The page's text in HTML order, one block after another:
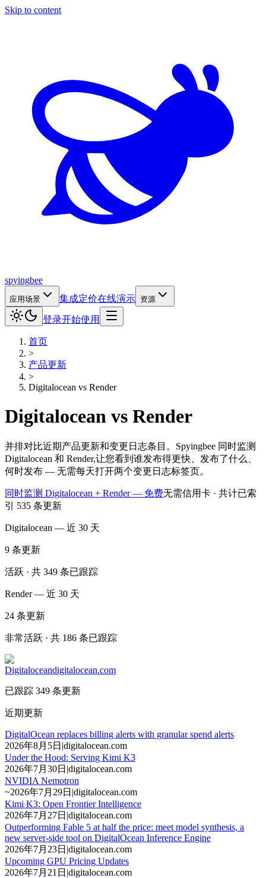
Skip to content
spyingbee
应用场景 集成定价在线演示 资源
登录开始使用
首页
>
产品更新
>
Digitalocean vs Render
Digitalocean vs Render
并排对比近期产品更新和变更日志条目。Spyingbee 同时监测
Digitalocean 和 Render,让您看到谁发布得更快、发布了什么、
何时发布 — 无需每天打开两个变更日志标签页。
同时监测 Digitalocean + Render — 免费无需信用卡 · 共计已索
引 535 条更新
Digitalocean — 近 30 天
9 条更新
活跃 · 共 349 条已跟踪
Render — 近 30 天
24 条更新
非常活跃 · 共 186 条已跟踪
Digitaloceandigitalocean.com
已跟踪 349 条更新
近期更新
DigitalOcean replaces billing alerts with granular spend alerts
2026年8月5日 |digitalocean.com
Under the Hood: Serving Kimi K3
2026年7月30日 |digitalocean.com
NVIDIA Nemotron
~2026年7月29日 |digitalocean.com
Kimi K3: Open Frontier Intelligence
2026年7月27日 |digitalocean.com
Outperforming Fable 5 at half the price: meet model synthesis, a
new server-side tool on DigitalOcean Inference Engine
2026年7月23日 |digitalocean.com
Upcoming GPU Pricing Updates
2026年7月21日 |digitalocean.com